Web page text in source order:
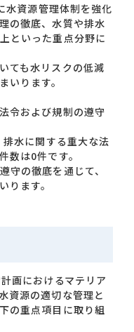
資源管理体制を強化
の徹底、水質や排水
といった重点分野に
ても水リスクの低減
いります。
令および規制の遵守
水に関する重大な法
数は0件です。
守の徹底を通じて、
ります。
画におけるマテリア
資源の適切な管理と
の重点項目に取り組